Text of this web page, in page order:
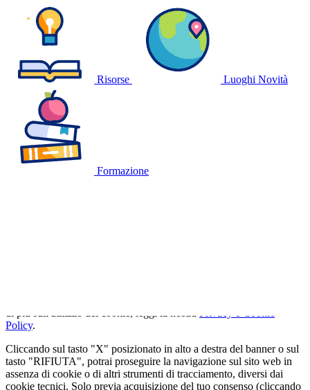
Risorse Luoghi Novità
Formazione
Policy.
Cliccando sul tasto "X" posizionato in alto a destra del banner o sul
tasto "RIFIUTA", potrai proseguire la navigazione sul sito web in
assenza di cookie o di altri strumenti di tracciamento, diversi dai
cookie tecnici. Solo previa acquisizione del tuo consenso (cliccando